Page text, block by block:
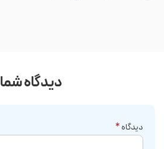
دیدگاه شما
دیدگاه*